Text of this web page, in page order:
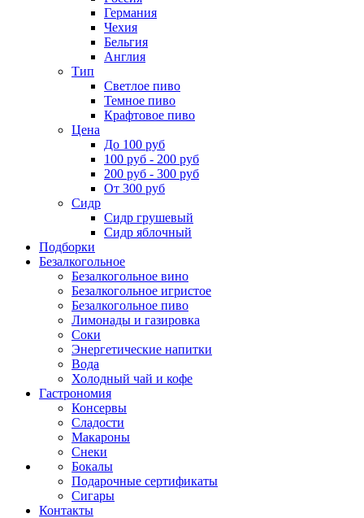
Германия
Чехия
Бельгия
Англия
Тип
Светлое пиво
Темное пиво
Крафтовое пиво
Цена
До 100 руб
100 руб - 200 руб
200 руб - 300 руб
От 300 руб
Сидр
Сидр грушевый
Сидр яблочный
Подборки
Безалкогольное
Безалкогольное вино
Безалкогольное игристое
Безалкогольное пиво
Лимонады и газировка
Соки
Энергетические напитки
Вода
Холодный чай и кофе
Гастрономия
Консервы
Сладости
Макароны
Снеки
Бокалы
Подарочные сертификаты
Сигары
Контакты